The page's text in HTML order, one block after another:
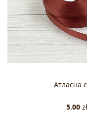
Атласна
5.00zł